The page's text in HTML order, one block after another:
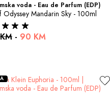
voda - Eau de Parfum (EDP)
Odyssey Mandarin Sky - 100ml
- 90 KM